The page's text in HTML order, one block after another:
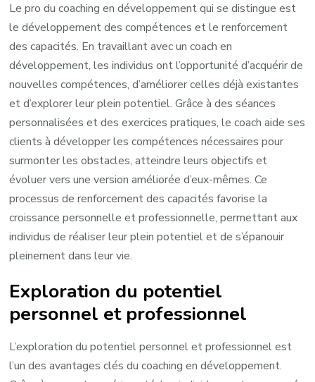
Le pro du coaching en développement qui se distingue est
le développement des compétences et le renforcement
des capacités. En travaillant avec un coach en
développement, les individus ont l’opportunité d’acquérir de
nouvelles compétences, d’améliorer celles déjà existantes
et d’explorer leur plein potentiel. Grâce à des séances
personnalisées et des exercices pratiques, le coach aide ses
clients à développer les compétences nécessaires pour
surmonter les obstacles, atteindre leurs objectifs et
évoluer vers une version améliorée d’eux-mêmes. Ce
processus de renforcement des capacités favorise la
croissance personnelle et professionnelle, permettant aux
individus de réaliser leur plein potentiel et de s’épanouir
pleinement dans leur vie.
Exploration du potentiel
personnel et professionnel
L’exploration du potentiel personnel et professionnel est
l’un des avantages clés du coaching en développement.